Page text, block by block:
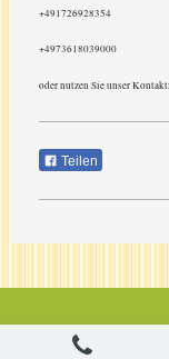
+491726928354
+4973618039000
oder nutzen Sie unser
Teilen
Druckversion
Dieser Online-Shop wurde mit dem